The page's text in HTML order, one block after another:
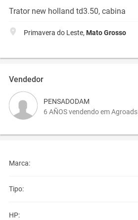
Trator new holland td3.50, cabina
Primavera do Leste, Mato Grosso
Vendedor
PENSADODAM
6 AÑOS vendendo em Agroads
Marca:
Tipo:
HP: